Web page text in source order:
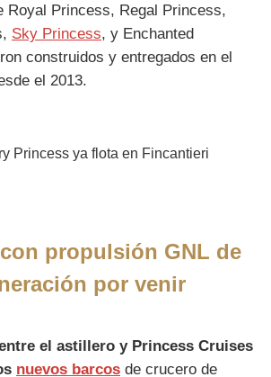
Royal Princess, Regal Princess,
Sky Princess, y Enchanted
construidos y entregados en el
el 2013.
propulsión GNL de
por venir
el astillero y Princess Cruises
nuevos barcos de crucero de